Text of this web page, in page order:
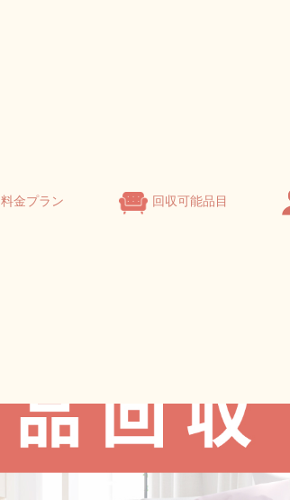
料金プラン 回収可能品目